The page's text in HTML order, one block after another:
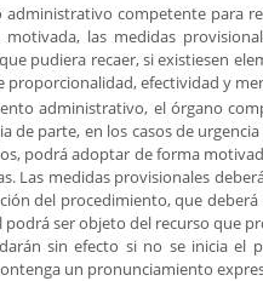
competente para
las medidas
pudiera recaer, si existiesen
proporcionalidad, efectividad y
administrativo, el órgano
de parte, en los casos de
podrá adoptar de forma
Las medidas provisionales
del procedimiento, que
podrá ser objeto del recurso que
sin efecto si no se inicia el
un pronunciamiento